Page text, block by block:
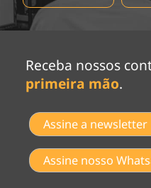
Receba nossos
primeira mão.
Assine a newsletter
Assine nosso